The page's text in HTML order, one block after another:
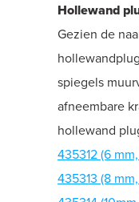
Hollewand
Gezien de
spiegels
afneembare
hollewand
435312 (6
435313 (8